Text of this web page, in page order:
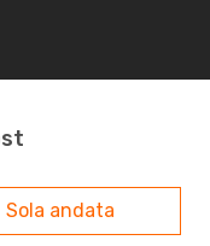
Sola andata